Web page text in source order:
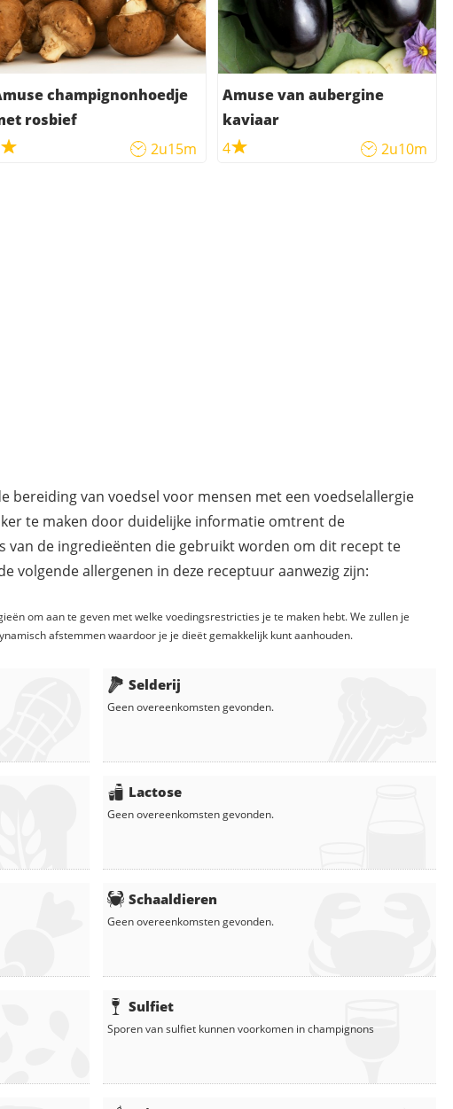
champignonhoedje
rosbief
2u15m
Amuse van aubergine
kaviaar
4
2u10m
bereiding van voedsel voor mensen met een voedselallergie
te maken door duidelijke informatie omtrent de
van de ingredieënten die gebruikt worden om dit recept te
volgende allergenen in deze receptuur aanwezig zijn:
om aan te geven met welke voedingsrestricties je te maken hebt. We zullen je
afstemmen waardoor je je dieët gemakkelijk kunt aanhouden.
Selderij
Geen overeenkomsten gevonden.
Lactose
Geen overeenkomsten gevonden.
Schaaldieren
Geen overeenkomsten gevonden.
Sulfiet
Sporen van sulfiet kunnen voorkomen inchampignons